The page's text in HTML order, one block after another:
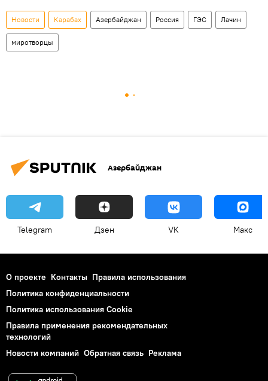
Новости Карабах Азербайджан Россия ГЭС Лачин
миротворцы
Азербайджан
Telegram Дзен VK Макс
О проекте Контакты Правила использования
Политика конфиденциальности
Политика использования Cookie
Правила применения рекомендательных
технологий
Новости компаний Обратная связь Реклама